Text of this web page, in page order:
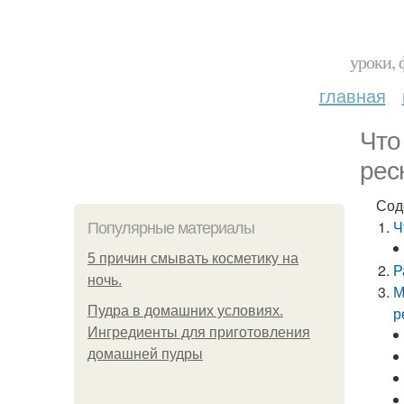
уроки,
главная
Популярные материалы
5 причин смывать косметику на
ночь.
Пудра в домашних условиях.
Ингредиенты для приготовления
домашней пудры